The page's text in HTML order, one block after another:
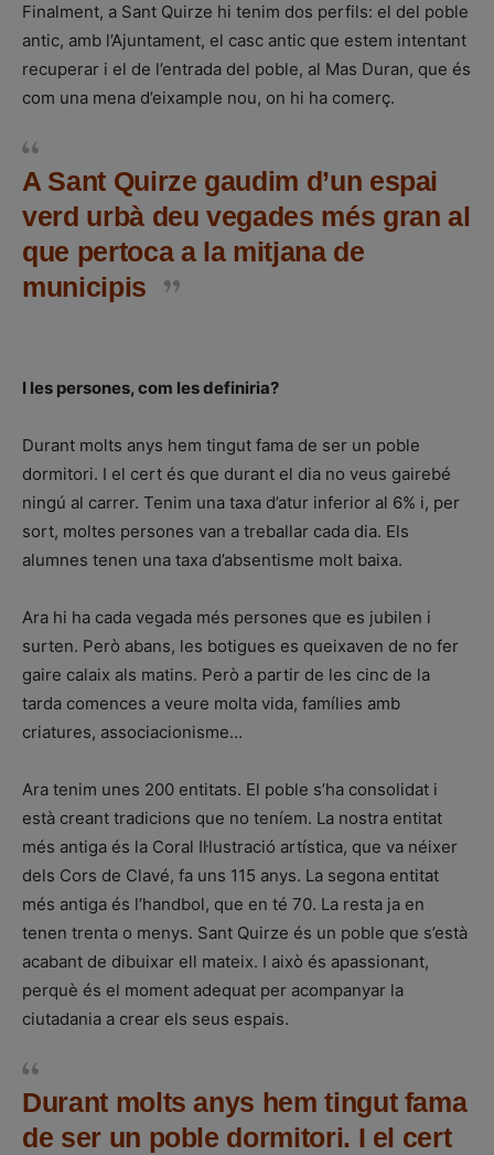
Finalment, a Sant Quirze hi tenim dos perfils: el del poble
antic, amb l’Ajuntament, el casc antic que estem intentant
recuperar i el de l’entrada del poble, al Mas Duran, que és
com una mena d’eixample nou, on hi ha comerç.
A Sant Quirze gaudim d’un espai
verd urbà deu vegades més gran al
que pertoca a la mitjana de
municipis
I les persones, com les definiria?
Durant molts anys hem tingut fama de ser un poble
dormitori. I el cert és que durant el dia no veus gairebé
ningú al carrer. Tenim una taxa d’atur inferior al 6% i, per
sort, moltes persones van a treballar cada dia. Els
alumnes tenen una taxa d’absentisme molt baixa.
Ara hi ha cada vegada més persones que es jubilen i
surten. Però abans, les botigues es queixaven de no fer
gaire calaix als matins. Però a partir de les cinc de la
tarda comences a veure molta vida, famílies amb
criatures, associacionisme…
Ara tenim unes 200 entitats. El poble s’ha consolidat i
està creant tradicions que no teníem. La nostra entitat
més antiga és la Coral Il·lustració artística, que va néixer
dels Cors de Clavé, fa uns 115 anys. La segona entitat
més antiga és l’handbol, que en té 70. La resta ja en
tenen trenta o menys. Sant Quirze és un poble que s’està
acabant de dibuixar ell mateix. I això és apassionant,
perquè és el moment adequat per acompanyar la
ciutadania a crear els seus espais.
Durant molts anys hem tingut fama
de ser un poble dormitori. I el cert